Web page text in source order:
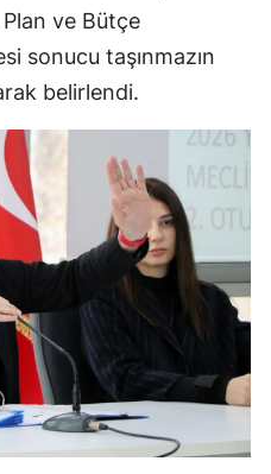
ve Bütçe
sonucu taşınmazın
belirlendi.